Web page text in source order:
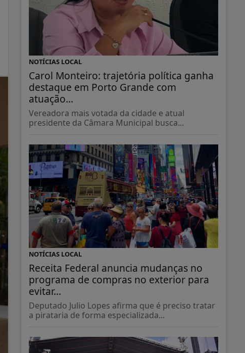
NOTÍCIAS LOCAL
Carol Monteiro: trajetória política ganha
destaque em Porto Grande com
atuação...
Vereadora mais votada da cidade e atual
presidente da Câmara Municipal busca...
NOTÍCIAS LOCAL
Receita Federal anuncia mudanças no
programa de compras no exterior para
evitar...
Deputado Julio Lopes afirma que é preciso tratar
a pirataria de forma especializada...